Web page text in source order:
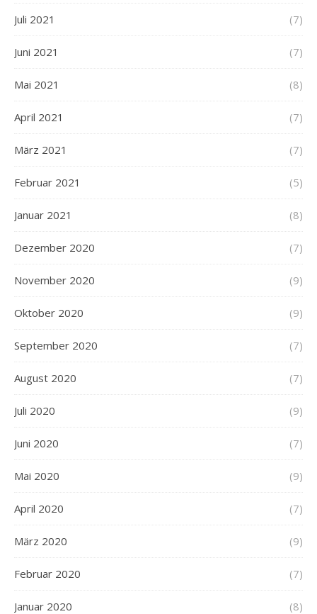
Juli 2021 (7)
Juni 2021 (7)
Mai 2021 (8)
April 2021 (7)
März 2021 (7)
Februar 2021 (5)
Januar 2021 (8)
Dezember 2020 (7)
November 2020 (9)
Oktober 2020 (9)
September 2020 (7)
August 2020 (7)
Juli 2020 (9)
Juni 2020 (7)
Mai 2020 (9)
April 2020 (7)
März 2020 (9)
Februar 2020 (7)
Januar 2020 (8)